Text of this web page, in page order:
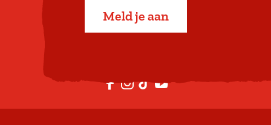
b
n
Meld je aan
F
a
I
n
T
i
Y
o